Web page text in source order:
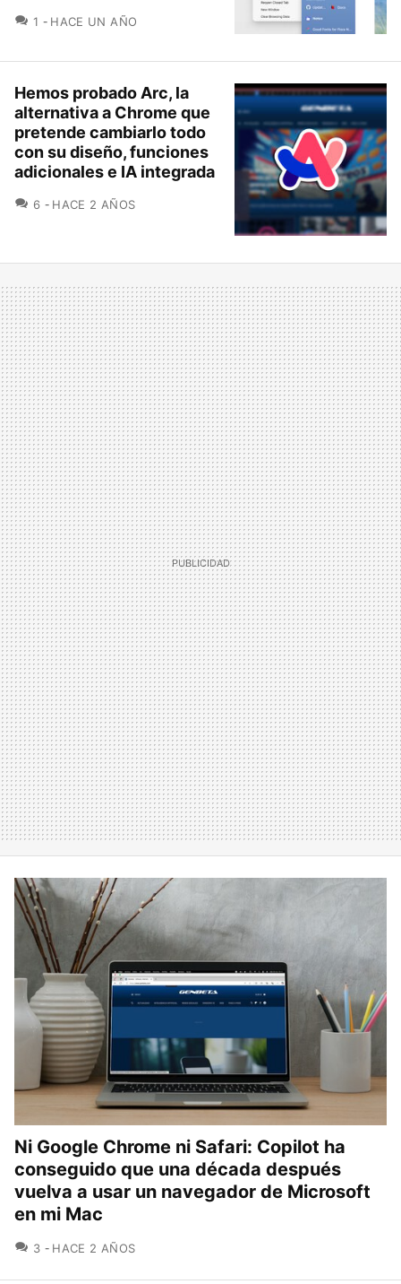
1 COMENTARIOS
HACE UN AÑO
Hemos probado Arc, la
alternativa a Chrome que
pretende cambiarlo todo
con su diseño, funciones
adicionales e IA integrada
6 COMENTARIOS
HACE 2 AÑOS
Ni Google Chrome ni Safari: Copilot ha
conseguido que una década después
vuelva a usar un navegador de Microsoft
en mi Mac
3 COMENTARIOS
HACE 2 AÑOS